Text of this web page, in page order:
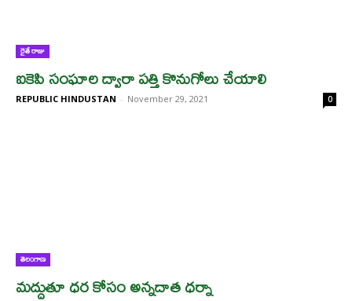
రైతే రాజు
ఐకెపి సంఘాల ద్వారా పత్తి కొనుగోలు చేయాలి
REPUBLIC HINDUSTAN - November 29, 2021 0
తెలంగాణ
మద్దుతూ ధర కోసం అన్నదాత ధర్నా